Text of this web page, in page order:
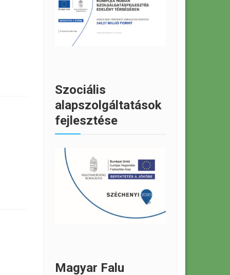
Szociális
alapszolgáltatások
fejlesztése
Magyar Falu